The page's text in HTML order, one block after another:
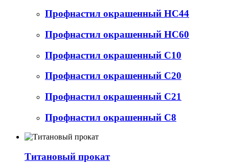
Профнастил окрашенный НС44
Профнастил окрашенный НС60
Профнастил окрашенный С10
Профнастил окрашенный С20
Профнастил окрашенный С21
Профнастил окрашенный С8
Титановый прокат